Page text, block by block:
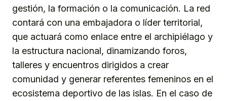
gestión, la formación o la comunicación. La red
contará con una embajadora o líder territorial,
que actuará como enlace entre el archipiélago y
la estructura nacional, dinamizando foros,
talleres y encuentros dirigidos a crear
comunidad y generar referentes femeninos en el
ecosistema deportivo de las islas. En el caso de